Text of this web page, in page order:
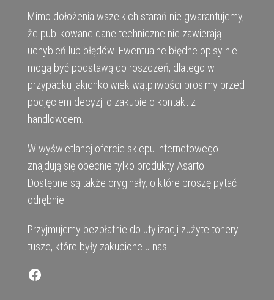
Mimo dołożenia wszelkich starań nie gwarantujemy,
że publikowane dane techniczne nie zawierają
uchybień lub błędów. Ewentualne błędne opisy nie
mogą być podstawą do roszczeń, dlatego w
przypadku jakichkolwiek wątpliwości prosimy przed
podjęciem decyzji o zakupie o kontakt z
handlowcem.
W wyświetlanej ofercie sklepu internetowego
znajdują się obecnie tylko produkty Asarto.
Dostępne są także oryginały, o które proszę pytać
odrębnie.
Przyjmujemy bezpłatnie do utylizacji zużyte tonery i
tusze, które były zakupione u nas.
Facebook